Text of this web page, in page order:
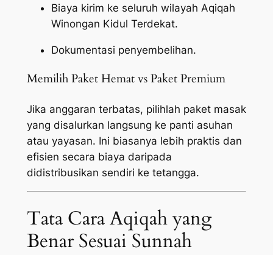
Biaya kirim ke seluruh wilayah Aqiqah
Winongan Kidul Terdekat.
Dokumentasi penyembelihan.
Memilih Paket Hemat vs Paket Premium
Jika anggaran terbatas, pilihlah paket masak
yang disalurkan langsung ke panti asuhan
atau yayasan. Ini biasanya lebih praktis dan
efisien secara biaya daripada
didistribusikan sendiri ke tetangga.
Tata Cara Aqiqah yang
Benar Sesuai Sunnah